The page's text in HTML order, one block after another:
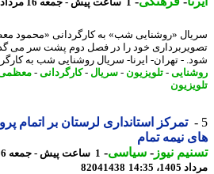
«روشنایی شب» به کارگردانی «محمود معظمی»
خود را در فصل دوم پشت سر می
- تهران- ایرنا- سریال روشنایی شب به
-تلویزیون -سریال-کارگردانی- معظمی-
تمرکز استانداری لرستان بر اتمام پروژه
نیمه تمام
نیوز-سیاسی-
1 ساعت پیش - جمعه 16
14:35
82041438